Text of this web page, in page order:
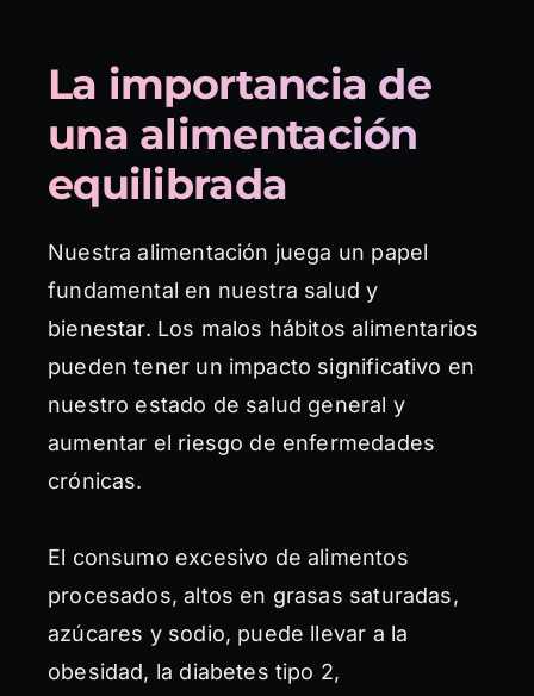
La importancia de
una alimentación
equilibrada
Nuestra alimentación juega un papel
fundamental en nuestra salud y
bienestar. Los malos hábitos alimentarios
pueden tener un impacto significativo en
nuestro estado de salud general y
aumentar el riesgo de enfermedades
crónicas.
El consumo excesivo de alimentos
procesados, altos en grasas saturadas,
azúcares y sodio, puede llevar a la
obesidad, la diabetes tipo 2,